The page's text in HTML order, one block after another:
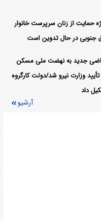
آگاهی و سلاح‌شان حقیقت است
حمایت از زنان سرپرست خانوار
جنوبی در حال تدوین است
جدید به نهضت ملی مسکن
وزارت نیرو شد/دولت کارگروه
داد
آرشیو